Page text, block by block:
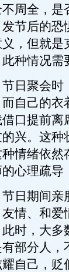
周全，
节后的
，但就
种情况需
聚会时
自己的
口提前
兴。这
情绪依
心理疏
期间亲
情、和
时，大
部分人
自己，